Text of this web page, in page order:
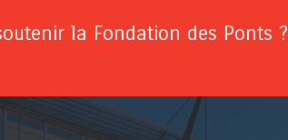
la Fondation des Ponts ?